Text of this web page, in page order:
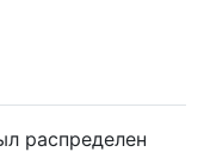
распределен